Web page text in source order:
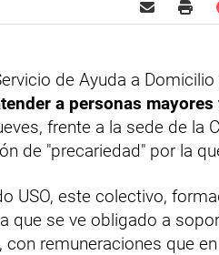
de Ayuda a Domicilio
a personas
frente a la sede de la
de "precariedad" por la
USO, este colectivo,
que se ve obligado a
, con remuneraciones que